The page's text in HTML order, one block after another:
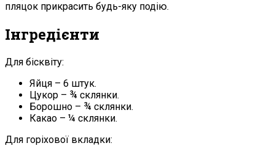
пляцок прикрасить будь-яку подію.
Інгредієнти
Для бісквіту:
Яйця – 6 штук.
Цукор – ¾ склянки.
Борошно – ¾ склянки.
Какао – ¼ склянки.
Для горіхової вкладки: